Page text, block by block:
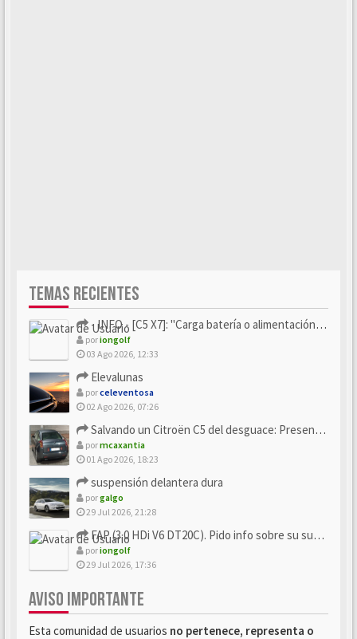
TEMAS RECIENTES
- INFO - [C5 X7]: "Carga batería o alimentación eléctri...
poriongolf
03 Ago 2026, 12:33
Elevalunas
porceleventosa
02 Ago 2026, 07:26
Salvando un Citroën C5 del desguace: Presentación y seguimiento
pormcaxantia
01 Ago 2026, 18:23
suspensión delantera dura
porgalgo
29 Jul 2026, 21:28
FAP (3.0 HDi V6 DT20C). Pido info sobre su sustitución
poriongolf
29 Jul 2026, 17:36
AVISO IMPORTANTE
Esta comunidad de usuarios no pertenece, representa o